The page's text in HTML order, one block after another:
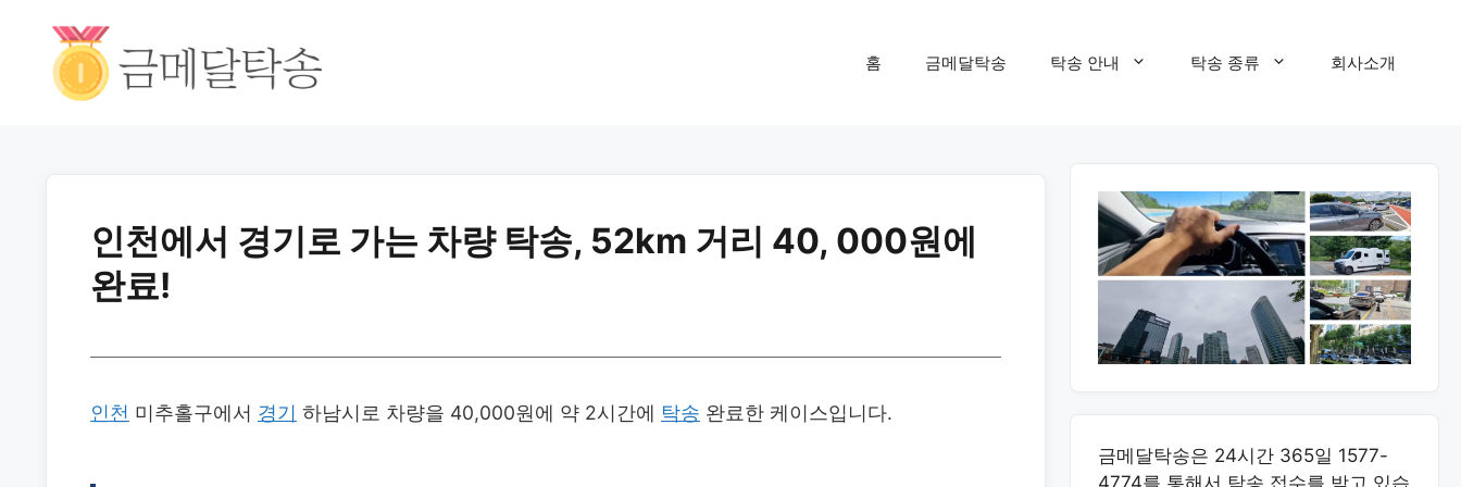
홈 금메달탁송 탁송 안내 탁송 종류 회사소개
인천에서 경기로 가는 차량 탁송, 52km 거리 40, 000원에
완료!
인천 미추홀구에서 경기 하남시로 차량을 40,000원에 약 2시간에 탁송 완료한 케이스입니다.
금메달탁송은 24시간 365일 1577-